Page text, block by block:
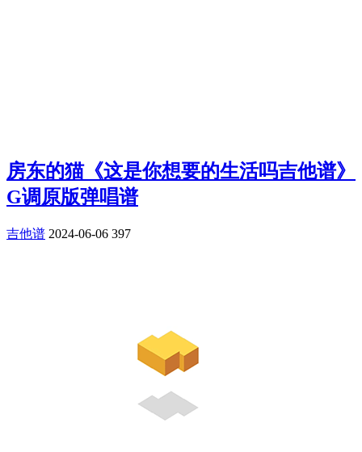
房东的猫《这是你想要的生活吗吉他谱》
G调原版弹唱谱
吉他谱 2024-06-06 397